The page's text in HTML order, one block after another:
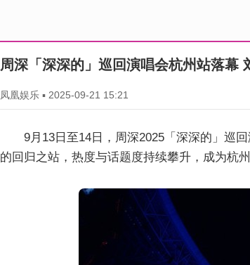
周深「深深的」巡回演唱会杭州站落幕
凤凰娱乐▪ 2025-09-21 15:21
9月13日至14日，周深2025「深深的」巡
的回归之站，热度与话题度持续攀升，成为杭